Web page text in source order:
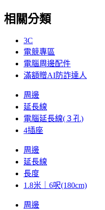
相關分類
3C
電競專區
電腦周邊配件
滿額贈AI防詐達人
周邊
延長線
電腦延長線(３孔)
4插座
周邊
延長線
長度
1.8米｜6呎(180cm)
周邊